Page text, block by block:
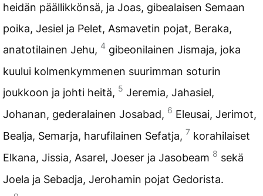
heidän päällikkönsä, ja Joas, gibealaisen Semaan
poika, Jesiel ja Pelet, Asmavetin pojat, Beraka,
anatotilainen Jehu, 4 gibeonilainen Jismaja, joka
kuului kolmenkymmenen suurimman soturin
joukkoon ja johti heitä, 5 Jeremia, Jahasiel,
Johanan, gederalainen Josabad, 6 Eleusai, Jerimot,
Bealja, Semarja, harufilainen Sefatja, 7 korahilaiset
Elkana, Jissia, Asarel, Joeser ja Jasobeam 8 sekä
Joela ja Sebadja, Jerohamin pojat Gedorista.